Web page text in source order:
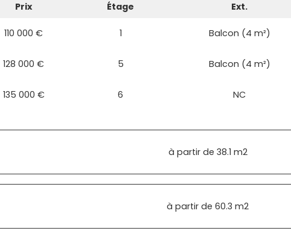
Prix Étage Ext.
110 000 € 1 Balcon (4 m²)
128 000 € 5 Balcon (4 m²)
135 000 € 6 NC
à partir de 38.1 m2
à partir de 60.3 m2